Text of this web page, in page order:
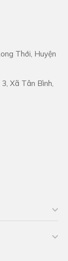
Thới, Huyện
Xã Tân Bình,